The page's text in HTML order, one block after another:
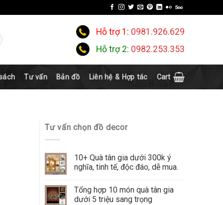
Hỗ trợ 1: 0981.926.629
Hỗ trợ 2: 0982.253.353
Tư vấn Bản đồ Liên hệ & Hợp tác Cart
Tư vấn chọn đồ decor
10+ Quà tân gia dưới 300k ý
nghĩa, tinh tế, độc đáo, dễ mua.
Tổng hợp 10 món quà tân gia
dưới 5 triệu sang trọng